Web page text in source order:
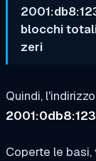
blocchi
zeri
Quindi,
Coperte le